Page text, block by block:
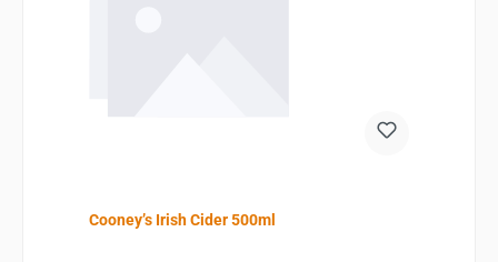
Cooney’s Irish Cider 500ml